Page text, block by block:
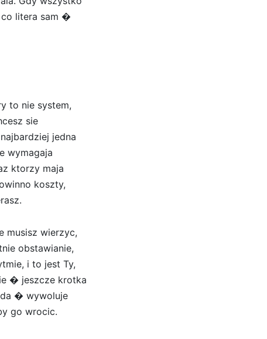
litera sam �
to nie system,
sie
jedna
wymagaja
ktorzy maja
koszty,
musisz wierzyc,
obstawianie,
i to jest Ty,
� jeszcze krotka
� wywoluje
go wrocic.